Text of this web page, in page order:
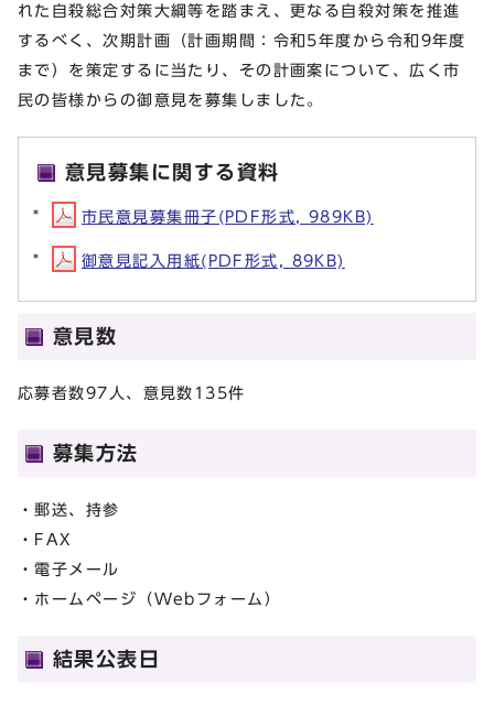
れた自殺総合対策大綱等を踏まえ、更なる自殺対策を推進
するべく、次期計画（計画期間：令和5年度から令和9年度
まで）を策定するに当たり、その計画案について、広く市
民の皆様からの御意見を募集しました。
意見募集に関する資料
市民意見募集冊子(PDF形式, 989KB)
御意見記入用紙(PDF形式, 89KB)
意見数
応募者数97人、意見数135件
募集方法
・郵送、持参
・FAX
・電子メール
・ホームページ（Webフォーム）
結果公表日